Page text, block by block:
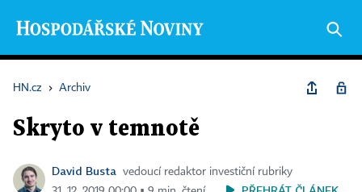
HN.cz › Archiv
Skryto v temnotě
David Busta
vedoucí redaktor investiční rubriky